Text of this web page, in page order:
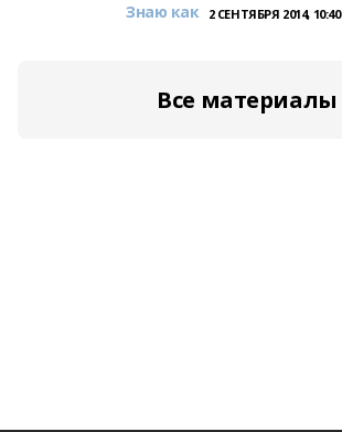
Знаю как 2 СЕНТЯБРЯ 2014, 10:40
Все материалы